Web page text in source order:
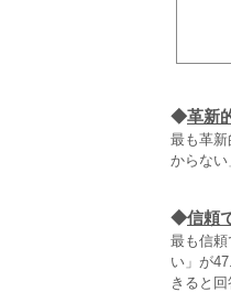
◆革新
最も革
からない
◆信頼
最も信
い」が
きると